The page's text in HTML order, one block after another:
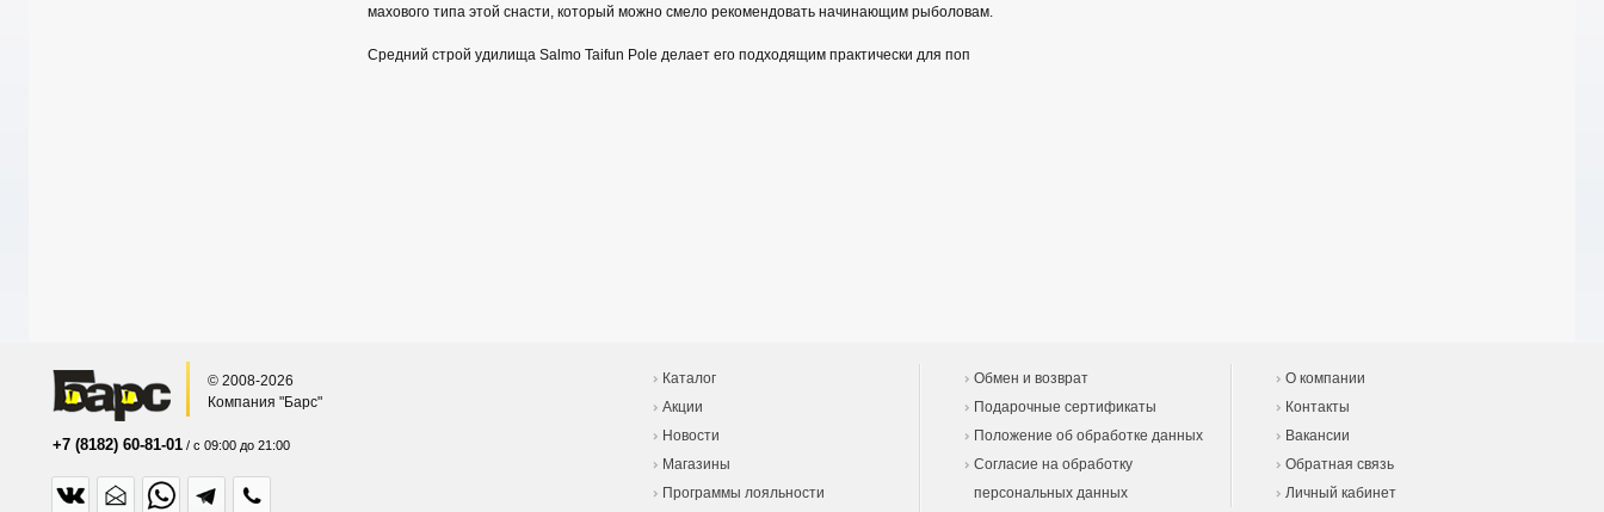
махового типа этой снасти, который можно смело рекомендовать начинающим рыболовам.
Средний строй удилища Salmo Taifun Pole делает его подходящим практически для поп
© 2008-2026
Компания "Барс"
+7 (8182) 60-81-01 / с 09:00 до 21:00
Каталог
Акции
Новости
Магазины
Программы лояльности
Обмен и возврат
Подарочные сертификаты
Положение об обработке данных
Согласие на обработку
персональных данных
О компании
Контакты
Вакансии
Обратная связь
Личный кабинет